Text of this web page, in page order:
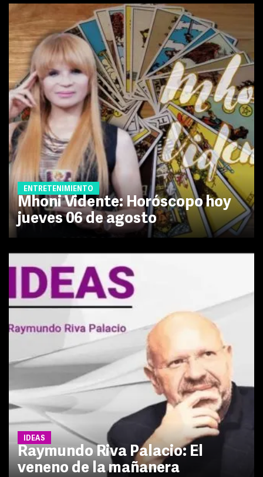
ENTRETENIMIENTO
Mhoni Vidente: Horóscopo hoy
jueves 06 de agosto
IDEAS
Raymundo Riva Palacio: El
veneno de la mañanera